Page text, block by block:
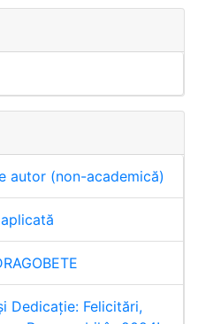
autor (non-academică)
Dedicație: Felicitări,